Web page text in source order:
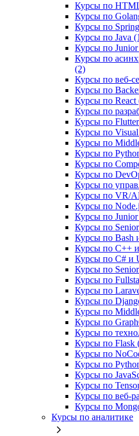
Курсы по
Курсы по
Курсы по
Курсы по Java
Курсы по
Курсы по
(2)
Курсы по
Курсы по
Курсы по React
Курсы по
Курсы по
Курсы по
Курсы по
Курсы по
Курсы по
Курсы по
Курсы по
Курсы по VR/
Курсы по
Курсы по Junior
Курсы по
Курсы по Bash
Курсы по C++
Курсы по C# и
Курсы по
Курсы по
Курсы по
Курсы по
Курсы по
Курсы по
Курсы по
Курсы по Flask
Курсы по
Курсы по
Курсы по
Курсы по
Курсы по
Курсы по
Курсы по аналитике